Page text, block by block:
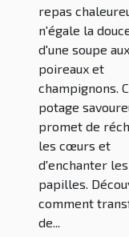
repas
n'égale la
d'une soupe aux
poireaux et
champignons.
potage
promet de
les cœurs et
d'enchanter les
papilles.
comment
de...